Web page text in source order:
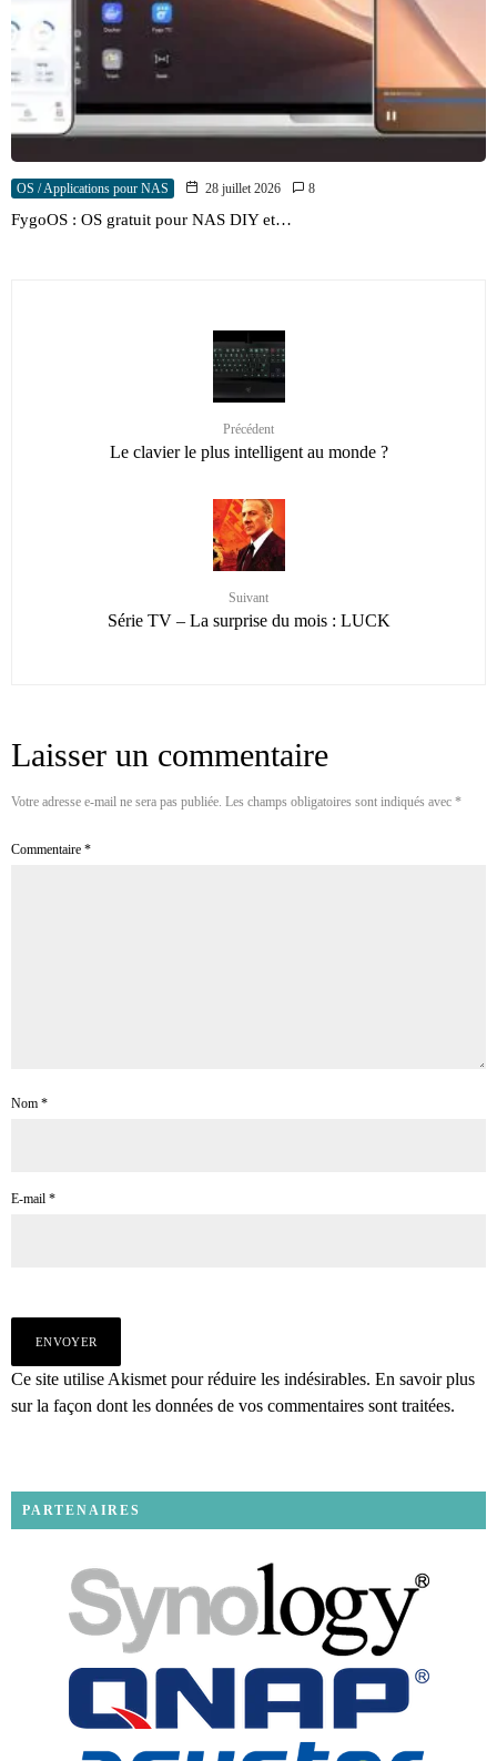
OS / Applications pour NAS 28 juillet 2026 8
FygoOS : OS gratuit pour NAS DIY et…
Précédent
Le clavier le plus intelligent au monde ?
Suivant
Série TV – La surprise du mois : LUCK
Laisser un commentaire
Votre adresse e-mail ne sera pas publiée. Les champs obligatoires sont indiqués avec *
Commentaire *
Nom *
E-mail *
Ce site utilise Akismet pour réduire les indésirables. En savoir plus
sur la façon dont les données de vos commentaires sont traitées.
PARTENAIRES